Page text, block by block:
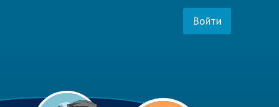
Войти